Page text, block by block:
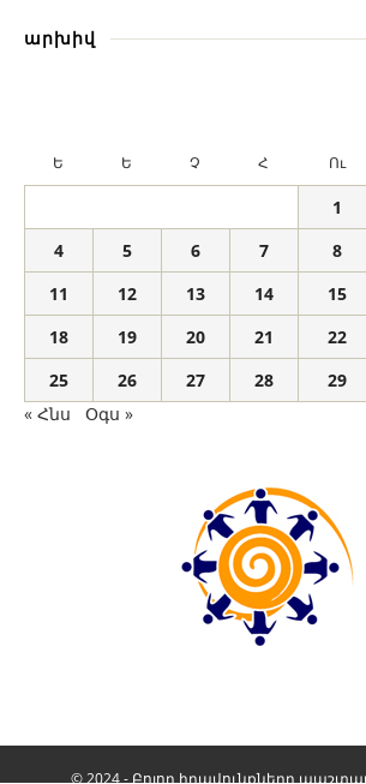
արխիվ
Ե Ե Չ Հ Ու
1
4
5 6 7 8
11
12 13 14 15
18
19 20 21 22
25
26 27 28 29
« Հնս
Օգս »
© 2024 - Բոլոր իրավունքները